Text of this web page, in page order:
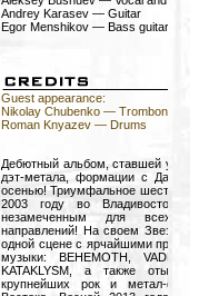
Andrey Karasev — Guitar
Egor Menshikov — Bass guitar
Guest appearance:
Nikolay Chubenko — Trombone
Roman Knyazev — Drums
Дебютный альбом, ставшей уже
дэт-метала, формации с Дальнего
осенью! Триумфальное шествие
2003 году во Владивостоке,
незамеченным для всех
направлений! На своем Звездном
одной сцене с ярчайшими
музыки: BEHEMOTH, VADER,
KATAKLYSM, а также отыграла
крупнейших рок и метал-